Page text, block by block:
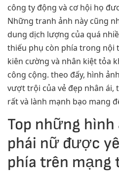
công ty động và cơ hội họ
Những tranh ảnh này cũng
dung dịch lượng của quá
thiếu phụ còn phía trong nội
kiên cường và nhân kiệt tỏa
công cộng. theo đấy, hình
vượt trội của vẻ đẹp nhân ái,
rất và lành mạnh bạo mang
Top những
phái nữ được
phía trên